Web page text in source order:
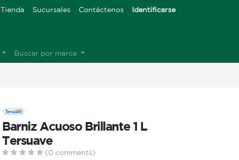
Tienda Sucursales Contáctenos Identificarse
Buscar por marca
Barniz Acuoso Brillante 1 L
Tersuave
(0 comments)